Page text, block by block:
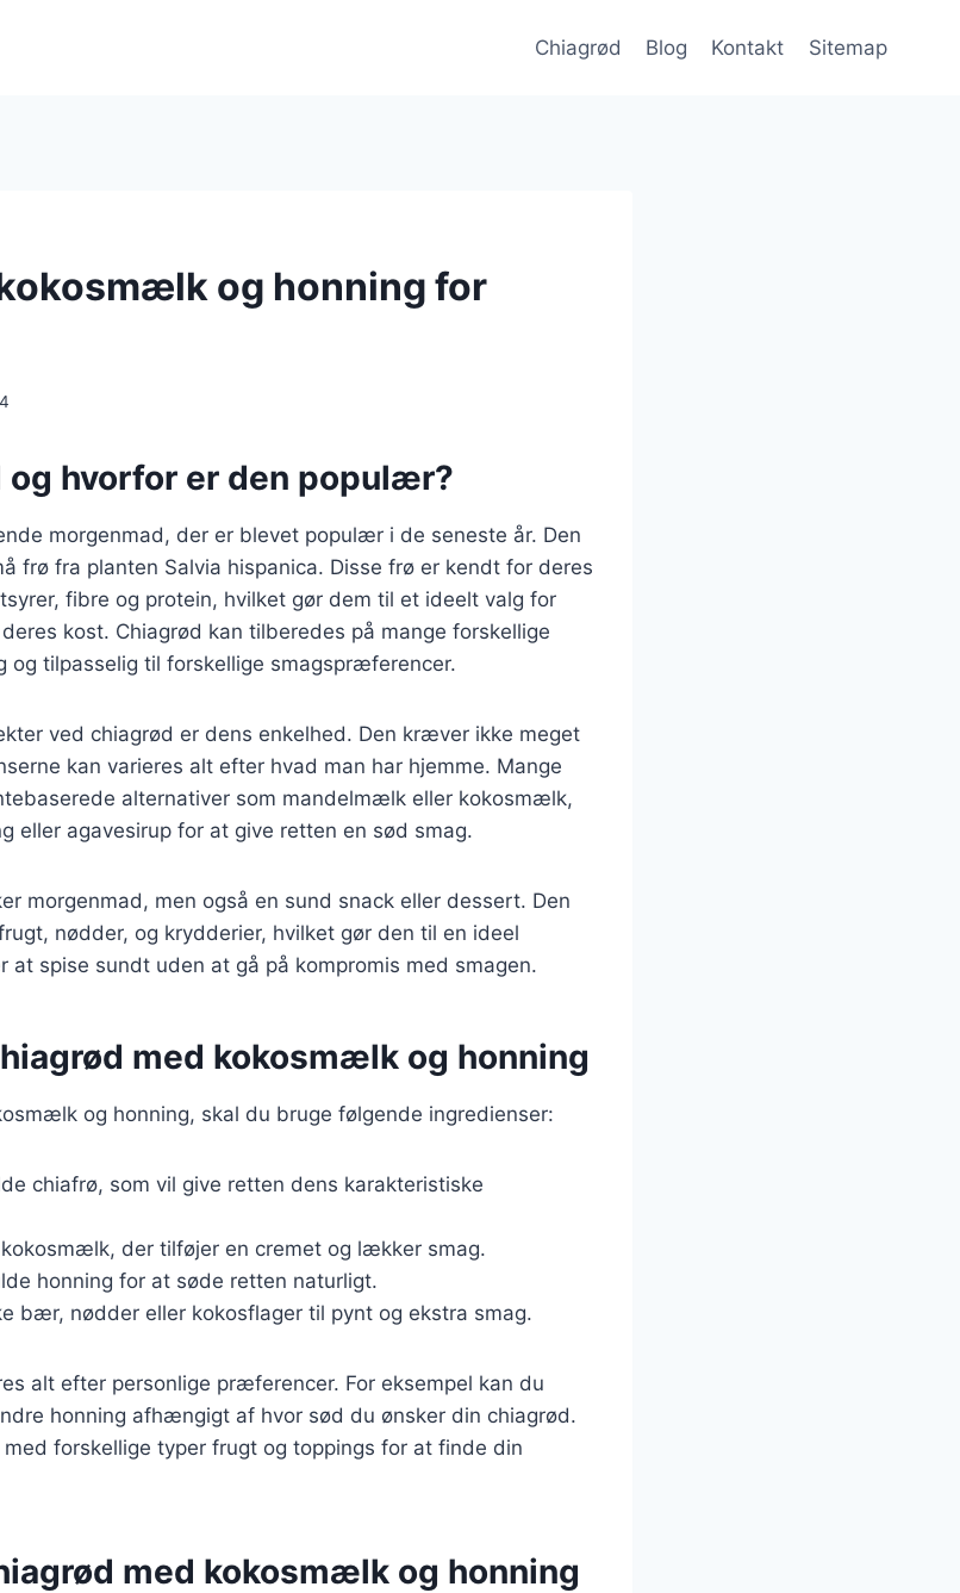
Chiagrød Blog Kontakt Sitemap
og honning for
og hvorfor er den populær?
morgenmad, der er blevet populær i de seneste år. Den
frø fra planten Salvia hispanica. Disse frø er kendt for deres
fibre og protein, hvilket gør dem til et ideelt valg for
kost. Chiagrød kan tilberedes på mange forskellige
og tilpasselig til forskellige smagspræferencer.
ved chiagrød er dens enkelhed. Den kræver ikke meget
kan varieres alt efter hvad man har hjemme. Mange
alternativer som mandelmælk eller kokosmælk,
eller agavesirup for at give retten en sød smag.
morgenmad, men også en sund snack eller dessert. Den
nødder, og krydderier, hvilket gør den til en ideel
at spise sundt uden at gå på kompromis med smagen.
med kokosmælk og honning
og honning, skal du bruge følgende ingredienser:
chiafrø, som vil give retten dens karakteristiske
kokosmælk, der tilføjer en cremet og lækker smag.
honning for at søde retten naturligt.
bær, nødder eller kokosflager til pynt og ekstra smag.
alt efter personlige præferencer. For eksempel kan du
honning afhængigt af hvor sød du ønsker din chiagrød.
forskellige typer frugt og toppings for at finde din
med kokosmælk og honning